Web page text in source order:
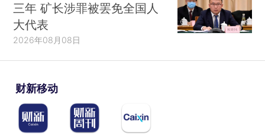
三年 矿长涉罪被罢免全国人
大代表
2026年08月08日
财新移动